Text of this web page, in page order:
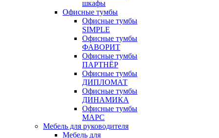
шкафы
Офисные тумбы
Офисные тумбы
SIMPLE
Офисные тумбы
ФАВОРИТ
Офисные тумбы
ПАРТНЁР
Офисные тумбы
ДИПЛОМАТ
Офисные тумбы
ДИНАМИКА
Офисные тумбы
МАРС
Мебель для руководителя
Мебель для